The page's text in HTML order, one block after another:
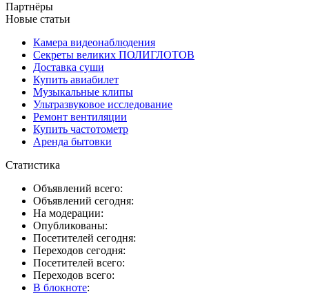
Партнёры
Новые статьи
Камера видеонаблюдения
Секреты великих ПОЛИГЛОТОВ
Доставка суши
Купить авиабилет
Музыкальные клипы
Ультразвуковое исследование
Ремонт вентиляции
Купить частотометр
Аренда бытовки
Статистика
Объявлений всего:
Объявлений сегодня:
На модерации:
Опубликованы:
Посетителей сегодня:
Переходов сегодня:
Посетителей всего:
Переходов всего:
В блокноте: